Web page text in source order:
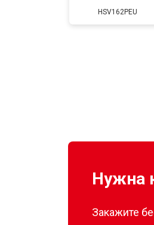
HSV162PEU
Нужна
Закажите